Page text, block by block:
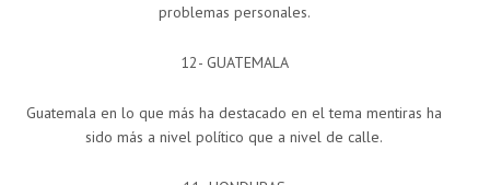
problemas personales.
12- GUATEMALA
Guatemala en lo que más ha destacado en el tema mentiras ha
sido más a nivel político que a nivel de calle.